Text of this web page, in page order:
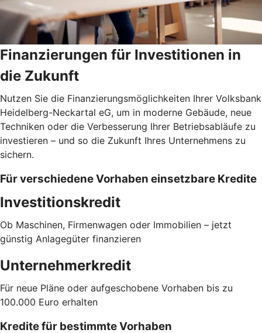
Finanzierungen für Investitionen in
die Zukunft
Nutzen Sie die Finanzierungsmöglichkeiten Ihrer Volksbank
Heidelberg-Neckartal eG, um in moderne Gebäude, neue
Techniken oder die Verbesserung Ihrer Betriebsabläufe zu
investieren – und so die Zukunft Ihres Unternehmens zu
sichern.
Für verschiedene Vorhaben einsetzbare Kredite
Investitionskredit
Ob Maschinen, Firmenwagen oder Immobilien – jetzt
günstig Anlagegüter finanzieren
Unternehmerkredit
Für neue Pläne oder aufgeschobene Vorhaben bis zu
100.000 Euro erhalten
Kredite für bestimmte Vorhaben